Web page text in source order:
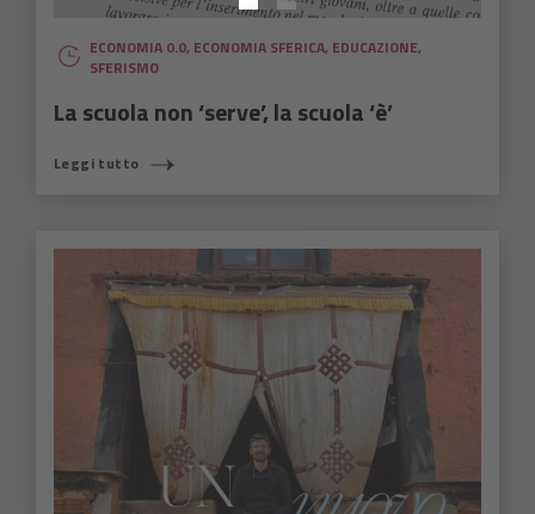
ECONOMIA 0.0, ECONOMIA SFERICA, EDUCAZIONE,
SFERISMO
La scuola non ‘serve’, la scuola ‘è’
Leggi tutto